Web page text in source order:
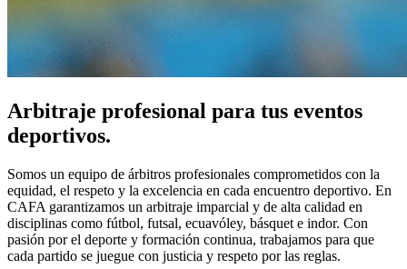
Arbitraje profesional para tus eventos
deportivos.
Somos un equipo de árbitros profesionales comprometidos con la
equidad, el respeto y la excelencia en cada encuentro deportivo. En
CAFA garantizamos un arbitraje imparcial y de alta calidad en
disciplinas como fútbol, futsal, ecuavóley, básquet e indor. Con
pasión por el deporte y formación continua, trabajamos para que
cada partido se juegue con justicia y respeto por las reglas.